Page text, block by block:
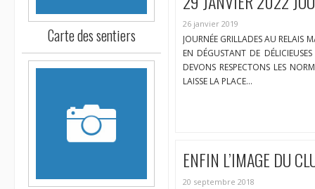
26 janvier 2019
JOURNÉE GRILLADES AU
EN DÉGUSTANT DE
DEVONS RESPECTONS LES
LAISSE LA PLACE…
ENFIN L’IMAGE DU
20 septembre 2018
Carte des sentiers